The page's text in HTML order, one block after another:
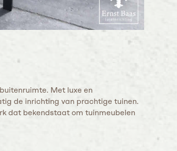
Met luxe en
de inrichting van prachtige tuinen.
dat bekendstaat om tuinmeubelen